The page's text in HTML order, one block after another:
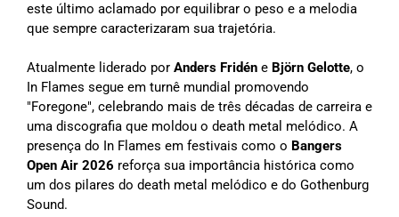
este último aclamado por equilibrar o peso e a melodia
que sempre caracterizaram sua trajetória.
Atualmente liderado por Anders Fridén e Björn Gelotte, o
In Flames segue em turnê mundial promovendo
"Foregone", celebrando mais de três décadas de carreira e
uma discografia que moldou o death metal melódico. A
presença do In Flames em festivais como o Bangers
Open Air 2026 reforça sua importância histórica como
um dos pilares do death metal melódico e do Gothenburg
Sound.